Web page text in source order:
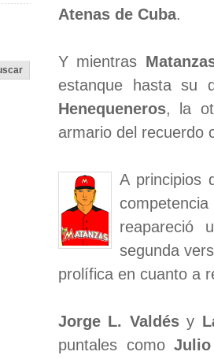
Atenas de Cuba.
Y mientras
estanque hasta su
Henequeneros, la
armario del recuerdo
A principios
reapareció
segunda
prolífica en cuanto a
Jorge L. Valdésy
puntales como